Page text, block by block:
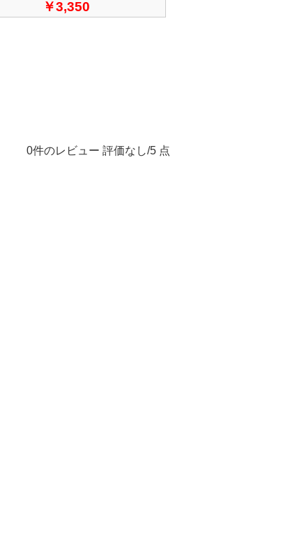
規品バイアグラに似ている事から通
￥3,350
0件のレビュー 評価なし/5 点